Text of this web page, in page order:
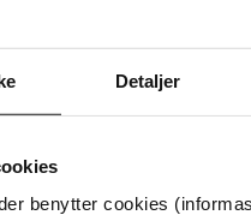
Detaljer
benytter cookies
299,-